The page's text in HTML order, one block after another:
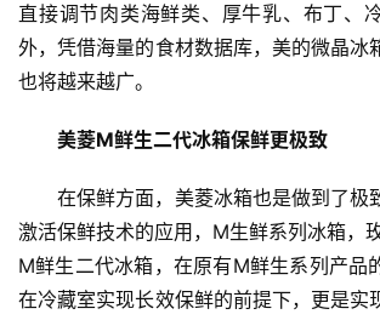
新
商
题
直接调节肉类海鲜类、厚牛乳、布丁、
外，凭借海量的食材数据库，美的微晶冰
也将越来越广。
美菱M鲜生二代冰箱保鲜更极致
在保鲜方面，美菱冰箱也是做到了极
激活保鲜技术的应用，M生鲜系列冰箱，
M鲜生二代冰箱，在原有M鲜生系列产品
在冷藏室实现长效保鲜的前提下，更是实